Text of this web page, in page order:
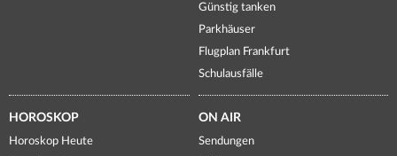
Günstig tanken
Parkhäuser
Flugplan Frankfurt
Schulausfälle
HOROSKOP
Horoskop Heute
ON AIR
Sendungen